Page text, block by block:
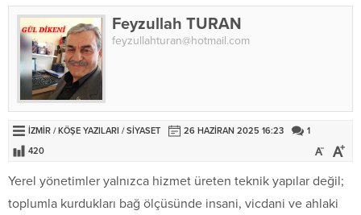
Feyzullah TURAN
feyzullahturan@hotmail.com
İZMİR /KÖŞE YAZILARI /SİYASET 26 HAZIRAN 2025 16:23
1
420
Yerel yönetimler yalnızca hizmet üreten teknik yapılar değil;
toplumla kurdukları bağ ölçüsünde insani, vicdani ve ahlaki